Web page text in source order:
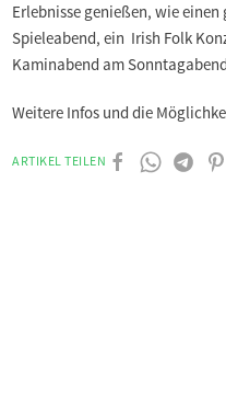
Erlebnisse genießen, wie
Spieleabend, ein Irish Folk
Kaminabend am
Weitere Infos und die
ARTIKEL TEILEN